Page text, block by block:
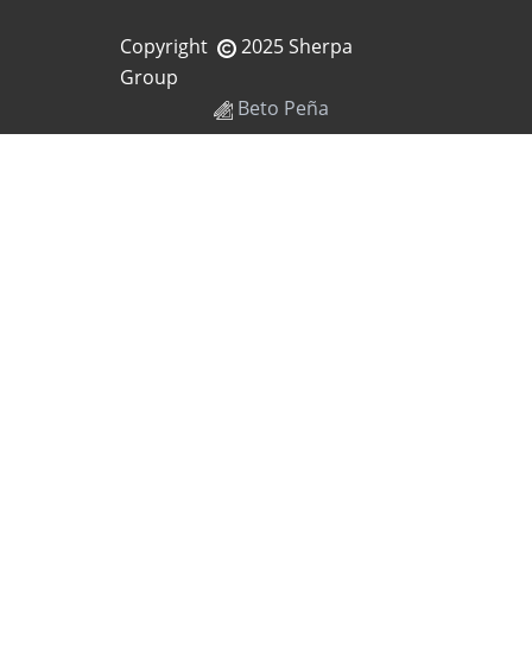
Copyright
2025 Sherpa
Group
Beto Peña